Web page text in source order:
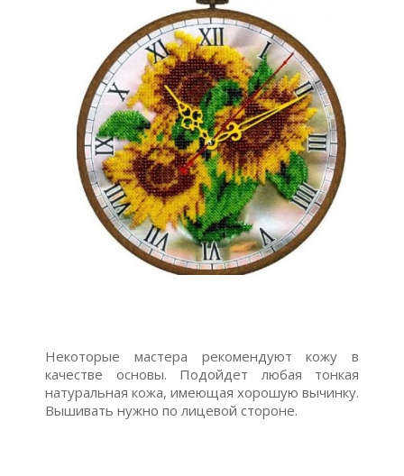
Некоторые мастера рекомендуют кожу в
качестве основы. Подойдет любая тонкая
натуральная кожа, имеющая хорошую вычинку.
Вышивать нужно по лицевой стороне.